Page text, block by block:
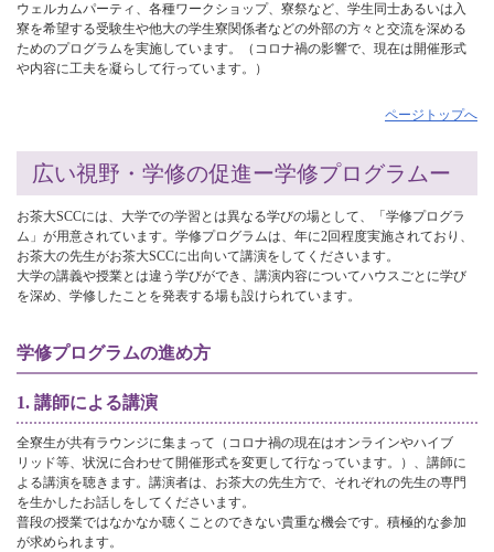
ウェルカムパーティ、各種ワークショップ、寮祭など、学生同士あるいは入
寮を希望する受験生や他大の学生寮関係者などの外部の方々と交流を深める
ためのプログラムを実施しています。（コロナ禍の影響で、現在は開催形式
や内容に工夫を凝らして行っています。）
ページトップへ
広い視野・学修の促進ー学修プログラムー
お茶大SCCには、大学での学習とは異なる学びの場として、「学修プログラ
ム」が用意されています。学修プログラムは、年に2回程度実施されており、
お茶大の先生がお茶大SCCに出向いて講演をしてくださいます。
大学の講義や授業とは違う学びができ、講演内容についてハウスごとに学び
を深め、学修したことを発表する場も設けられています。
学修プログラムの進め方
1. 講師による講演
全寮生が共有ラウンジに集まって（コロナ禍の現在はオンラインやハイブ
リッド等、状況に合わせて開催形式を変更して行なっています。）、講師に
よる講演を聴きます。講演者は、お茶大の先生方で、それぞれの先生の専門
を生かしたお話しをしてくださいます。
普段の授業ではなかなか聴くことのできない貴重な機会です。積極的な参加
が求められます。